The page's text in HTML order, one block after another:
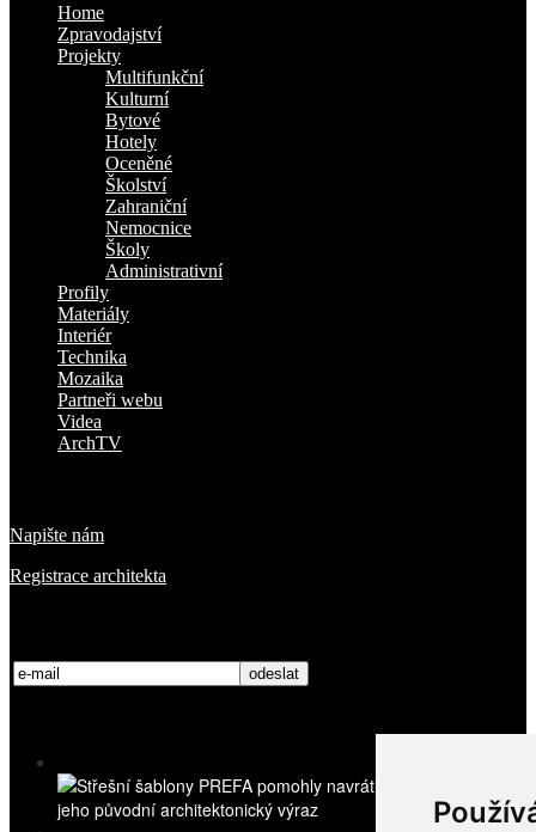
Home
Zpravodajství
Projekty
Multifunkční
Kulturní
Bytové
Hotely
Oceněné
Školství
Zahraniční
Nemocnice
Školy
Administrativní
Profily
Materiály
Interiér
Technika
Mozaika
Partneři webu
Videa
ArchTV
Napište nám
Registrace architekta